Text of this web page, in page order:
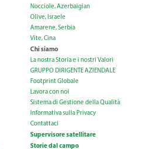
Nocciole, Azerbaigian
Olive, Israele
Amarene, Serbia
Vite, Cina
Chi siamo
La nostra Storia e i nostri Valori
GRUPPO DIRIGENTE AZIENDALE
Footprint Globale
Lavora con noi
Sistema di Gestione della Qualità
Informativa sulla Privacy
Contattaci
Supervisore satellitare
Storie dal campo